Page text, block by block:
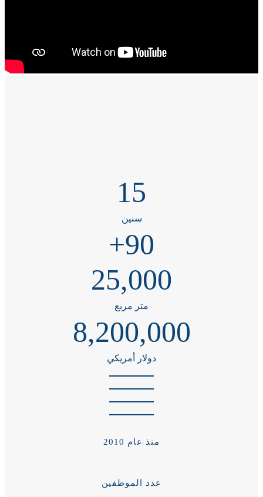
15
سنين
90
+
25,000
متر مربع
8,200,000
دولار أمريكي
منذ عام 2010
عدد الموظفين